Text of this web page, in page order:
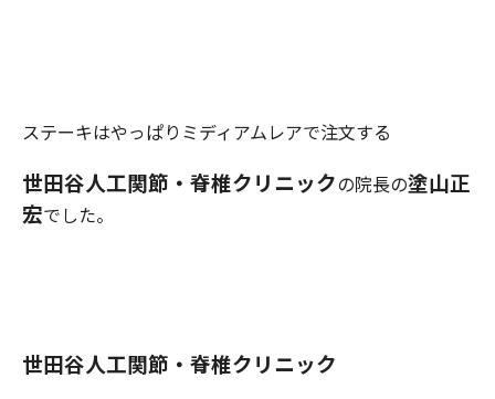
ステーキはやっぱりミディアムレアで注文する
世田谷人工関節・ 脊椎クリニックの院長の塗山正
宏でした。
世田谷人工関節・脊椎クリニック